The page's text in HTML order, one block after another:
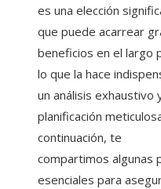
es una elección
que puede acarrear
beneficios en el largo
lo que la hace
un análisis exhaustivo
planificación
continuación, te
compartimos algunas
esenciales para